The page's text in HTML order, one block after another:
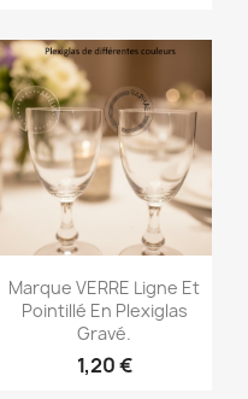
Aperçu rapide
Marque VERRE Ligne Et
Pointillé En Plexiglas
Gravé.
1,20 €